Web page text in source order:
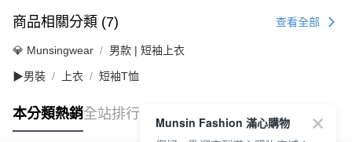
商品相關分類 (7) 查看全部
💎 Munsingwear 男款 | 短袖上衣
▶男裝 上衣 短袖T恤
本分類熱銷全站排行
Munsin Fashion 滿心購物